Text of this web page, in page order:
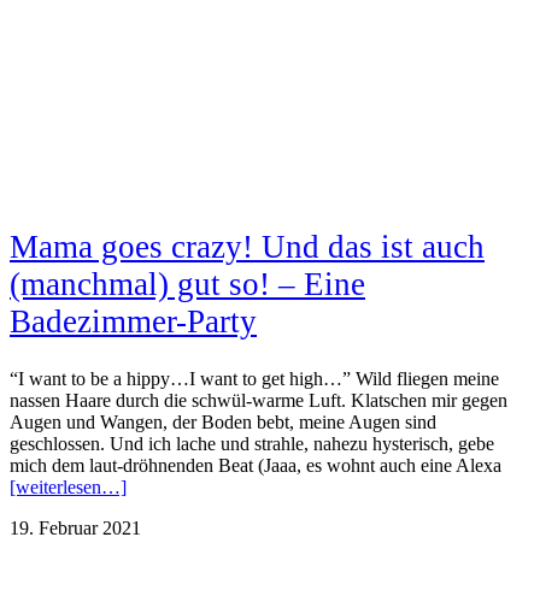
Mama goes crazy! Und das ist auch
(manchmal) gut so! – Eine
Badezimmer-Party
“I want to be a hippy…I want to get high…” Wild fliegen meine
nassen Haare durch die schwül-warme Luft. Klatschen mir gegen
Augen und Wangen, der Boden bebt, meine Augen sind
geschlossen. Und ich lache und strahle, nahezu hysterisch, gebe
mich dem laut-dröhnenden Beat (Jaaa, es wohnt auch eine Alexa
[weiterlesen…]
19. Februar 2021